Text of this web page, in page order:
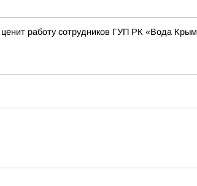
ценит работу сотрудников ГУП РК «Вода